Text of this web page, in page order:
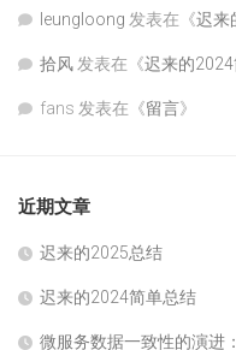
leungloong 发表在《迟来
拾风 发表在《迟来的
fans 发表在《留言》
近期文章
迟来的2025总结
迟来的2024简单总结
微服务数据一致性的演进